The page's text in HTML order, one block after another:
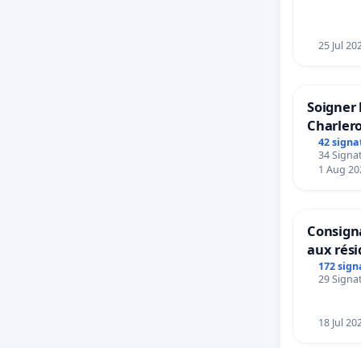
25 Jul
Soigner
42
34
1 Aug
aux
172
29
18 Jul